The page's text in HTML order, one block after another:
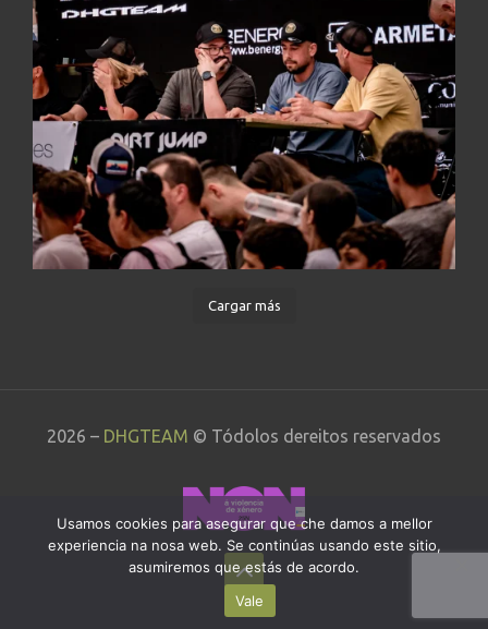
Cargar más
2026 – DHGTEAM © Tódolos dereitos reservados
Usamos cookies para asegurar que che damos a mellor
experiencia na nosa web. Se continúas usando este sitio,
asumiremos que estás de acordo.
Vale